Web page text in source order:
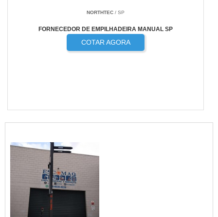
NORTHTEC / SP
FORNECEDOR DE EMPILHADEIRA MANUAL SP
COTAR AGORA